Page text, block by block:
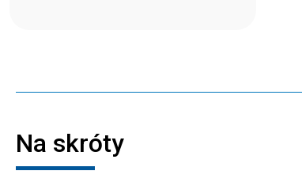
Na skróty